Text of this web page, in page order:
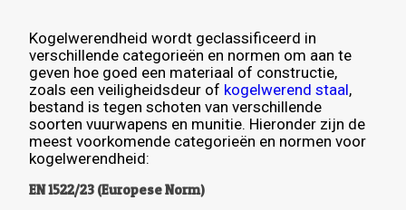
Kogelwerendheid wordt geclassificeerd in
verschillende categorieën en normen om aan te
geven hoe goed een materiaal of constructie,
zoals een veiligheidsdeur of kogelwerend staal,
bestand is tegen schoten van verschillende
soorten vuurwapens en munitie. Hieronder zijn de
meest voorkomende categorieën en normen voor
kogelwerendheid:
EN 1522/23 (Europese Norm)